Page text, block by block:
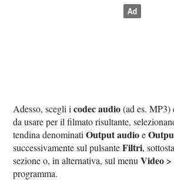
Adesso, scegli icodec audio(ad es.
da usare per il filmato risultante,
tendina denominatiOutput audioe
successivamente sul pulsanteFiltri,
sezione o, in alternativa, sul menuVideo
programma.